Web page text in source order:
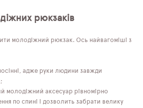
рюкзаків
молодіжний рюкзак. Ось найвагоміші з
адже руки людини завжди
молодіжний аксесуар рівномірно
по спині і дозволить забрати велику